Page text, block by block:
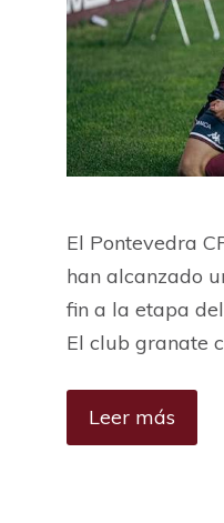
El Pontevedra
han alcanzado
fin a la etapa
El club granate
Leer más